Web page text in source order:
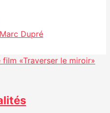
Dupré
«Traverser le miroir»